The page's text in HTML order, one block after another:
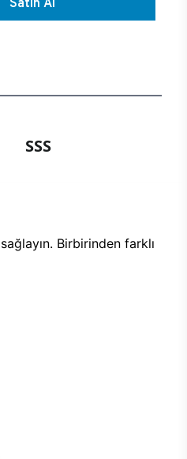
SSS
Birbirinden farklı